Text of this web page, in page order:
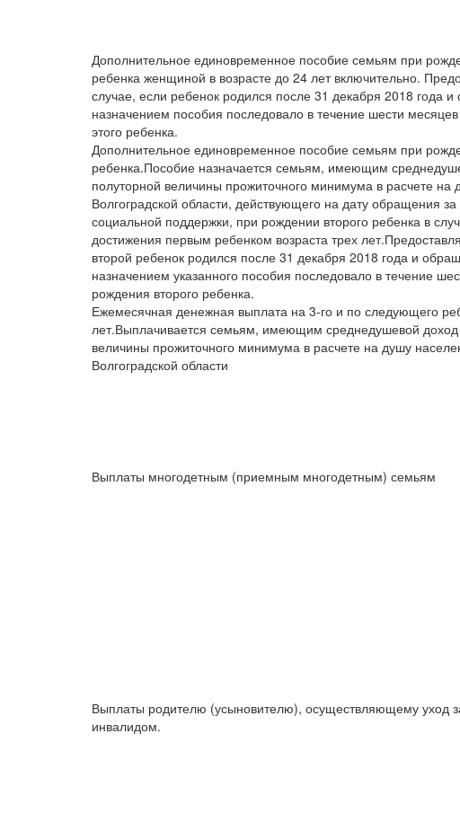
Дополнительное единовременное пособие семьям при
ребенка женщиной в возрасте до 24 лет включительно.
случае, если ребенок родился после 31 декабря 2018 года
назначением пособия последовало в течение шести
этого ребенка.
Дополнительное единовременное пособие семьям при
ребенка.Пособие назначается семьям, имеющим
полуторной величины прожиточного минимума в расчете на
Волгоградской области, действующего на дату обращения
социальной поддержки, при рождении второго ребенка в
достижения первым ребенком возраста трех
второй ребенок родился после 31 декабря 2018 года и
назначением указанного пособия последовало в течение
рождения второго ребенка.
Ежемесячная денежная выплата на 3-го и по­ следующего
лет.Выплачивается семьям, имеющим среднедушевой
величины прожиточного минимума в расчете на душу
Волгоградской области
Выплаты многодетным (приемным многодетным) семьям
Выплаты родителю (усыновителю), осуществляющему уход
инвалидом.